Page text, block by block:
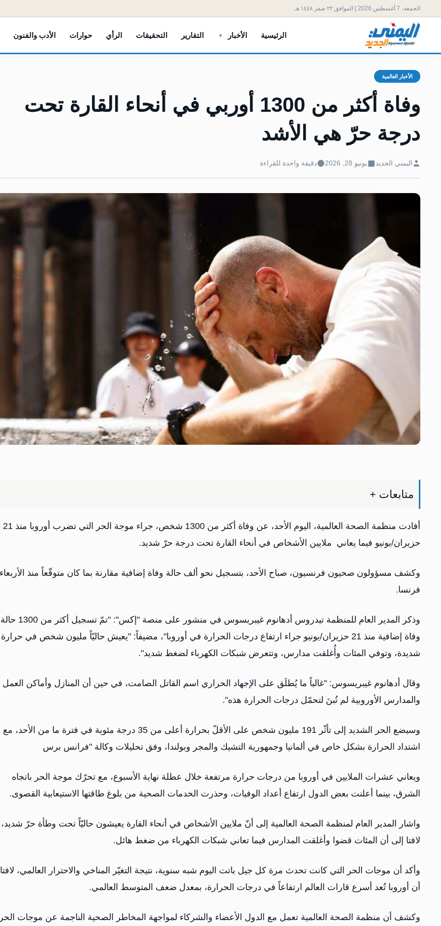
الجمعة، 7 أغسطس 2026 | الموافق ٢٢ صفر ١٤٤٨ هـ
الرئيسية الأخبار التقارير التحقيقات الرأي حوارات الأدب والفنون
الأخبار العالمية
وفاة أكثر من 1300 أوربي في أنحاء القارة تحت
درجة حرّ هي الأشد
اليمني الجديد يونيو 28, 2026 دقيقة واحدة للقراءة
متابعات +
أفادت منظمة الصحة العالمية، اليوم الأحد، عن وفاة أكثر من 1300 شخص، جراء موجة الحر التي تضرب أوروبا منذ 21
حزيران/يونيو فيما يعاني ملايين الأشخاص في أنحاء القارة تحت درجة حرّ شديد.
وكشف مسؤولون صحيون فرنسيون، صباح الأحد، بتسجيل نحو ألف حالة وفاة إضافية مقارنة بما كان متوقّعاً منذ
فرنسا.
وذكر المدير العام للمنظمة تيدروس أدهانوم غيبريسوس في منشور على منصة "إكس": "تمّ تسجيل أكثر من 1300 حالة
وفاة إضافية منذ 21 حزيران/يونيو جراء ارتفاع درجات الحرارة في أوروبا"، مضيفاً: "يعيش حاليّاً مليون شخص في حرارة
شديدة، وتوفي المئات وأُغلقت مدارس، وتتعرض شبكات الكهرباء لضغط شديد".
وقال أدهانوم غيبريسوس: "غالباً ما يُطلَق على الإجهاد الحراري اسم القاتل الصامت، في حين أن المنازل وأماكن العمل
والمدارس الأوروبية لم تُبنَ لتحمّل درجات الحرارة هذه".
وسيضع الحر الشديد إلى تأثّر 191 مليون شخص على الأقلّ بحرارة أعلى من 35 درجة مئوية في فترة ما من الأحد، مع
اشتداد الحرارة بشكل خاص في ألمانيا وجمهورية التشيك والمجر وبولندا، وفق تحليلات وكالة "فرانس برس
ويعاني عشرات الملايين في أوروبا من درجات حرارة مرتفعة خلال عطلة نهاية الأسبوع، مع تحرّك موجة الحر باتجاه
الشرق، بينما أعلنت بعض الدول ارتفاع أعداد الوفيات، وحذرت الخدمات الصحية من بلوغ طاقتها الاستيعابية القصوى.
واشار المدير العام لمنظمة الصحة العالمية إلى أنّ ملايين الأشخاص في أنحاء القارة يعيشون حاليّاً تحت وطأة حرّ شديد،
لافتا إلى أن المئات قضوا وأغلقت المدارس فيما تعاني شبكات الكهرباء من ضغط هائل.
وأكد أن موجات الحر التي كانت تحدث مرة كل جيل باتت اليوم شبه سنوية، نتيجة التغيّر المناخي والاحترار العالمي،
أن أوروبا تُعد أسرع قارات العالم ارتفاعاً في درجات الحرارة، بمعدل ضعف المتوسط العالمي.
وكشف أن منظمة الصحة العالمية تعمل مع الدول الأعضاء والشركاء لمواجهة المخاطر الصحية الناجمة عن موجات